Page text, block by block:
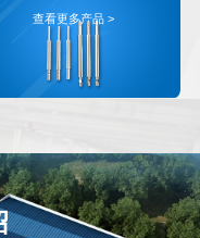
查看更多产品 >